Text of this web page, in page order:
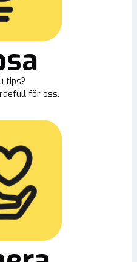
tips?
för oss.